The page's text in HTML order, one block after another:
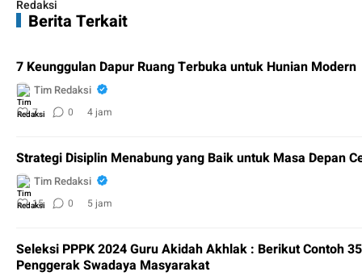
Berita Terkait
7 Keunggulan Dapur Ruang Terbuka untuk Hunian Modern
Tim Redaksi
7 0 4 jam
Strategi Disiplin Menabung yang Baik untuk Masa Depan
Tim Redaksi
15 0 5 jam
Seleksi PPPK 2024 Guru Akidah Akhlak : Berikut Contoh
Penggerak Swadaya Masyarakat